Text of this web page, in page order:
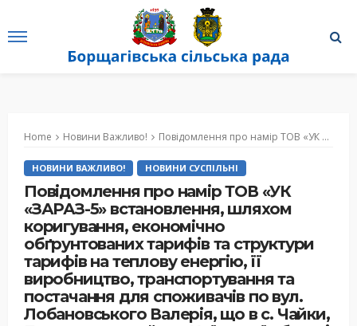
Home Новини Важливо! Повідомлення про намір ТОВ «УК «ЗАРАЗ-5» встановлення, шляхом коригування, економічно обґрунтованих тарифів та структури тарифів на теплову енергію, її виробництво, транспортування та постачання для споживачів по вул. Лобановського Валерія, що в с. Чайки, Бучанського району Київської області
НОВИНИ ВАЖЛИВО! НОВИНИ СУСПІЛЬНІ
Повідомлення про намір ТОВ «УК
«ЗАРАЗ-5» встановлення, шляхом
коригування, економічно
обґрунтованих тарифів та структури
тарифів на теплову енергію, її
виробництво, транспортування та
постачання для споживачів по вул.
Лобановського Валерія, що в с. Чайки,